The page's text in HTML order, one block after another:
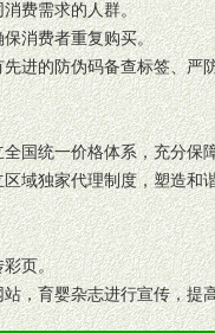
费需求的人群。
消费者重复购买。
进的防伪码备查标签、严
国统一价格体系，充分保
域独家代理制度，塑造和
彩页。
，育婴杂志进行宣传，提
销售喷绘画、促销架等销